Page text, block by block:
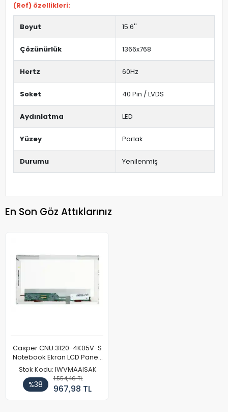
(Ref) özellikleri:
Boyut 15.6''
Çözünürlük 1366x768
Hertz 60Hz
Soket 40 Pin / LVDS
Aydınlatma LED
Yüzey Parlak
Durumu Yenilenmiş
En Son Göz Attıklarınız
Casper CNU.3120-4K05V-S
Notebook Ekran LCD Paneli
(Ref)
Stok Kodu: IWVMAAISAK
%38
1.554,46 TL
967,98 TL